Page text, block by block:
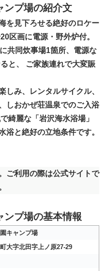
ンプ場の紹介文
を見下ろせる絶好のロケー
区画に電源・野外炉付。
共同炊事場1箇所、電源な
と、 ご家族連れで大変賑
しみ、レンタルサイクル、
しおかぜ荘温泉でのご入浴
綺麗な「岩沢海水浴場」
浴と絶好の立地条件です。
ご利用の際は公式サイトで
ンプ場の基本情報
キャンプ場
大字北田字上ノ原27-29